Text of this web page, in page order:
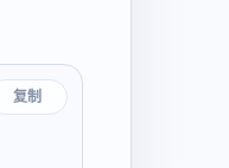
复制